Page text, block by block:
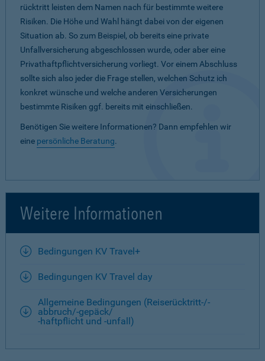
rücktritt leisten dem Namen nach für bestimmte weitere
Risiken. Die Höhe und Wahl hängt dabei von der eigenen
Situation ab. So zum Beispiel, ob bereits eine private
Unfallversicherung abgeschlossen wurde, oder aber eine
Privathaftpflichtversicherung vorliegt. Vor einem Abschluss
sollte sich also jeder die Frage stellen, welchen Schutz ich
konkret wünsche und welche anderen Versicherungen
bestimmte Risiken ggf. bereits mit einschließen.
Benötigen Sie weitere Informationen? Dann empfehlen wir
eine persönliche Beratung.
Weitere Informationen
Bedingungen KV Travel+
Bedingungen KV Travel day
Allgemeine Bedingungen (Reiserücktritt-/-
abbruch/-gepäck/
-haftpflicht und -unfall)